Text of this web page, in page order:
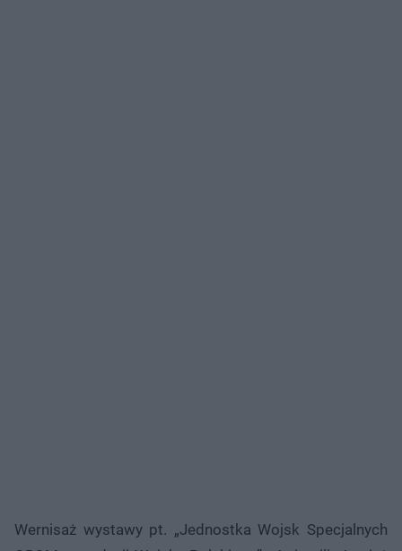
Wernisaż wystawy pt. „Jednostka Wojsk Specjalnych